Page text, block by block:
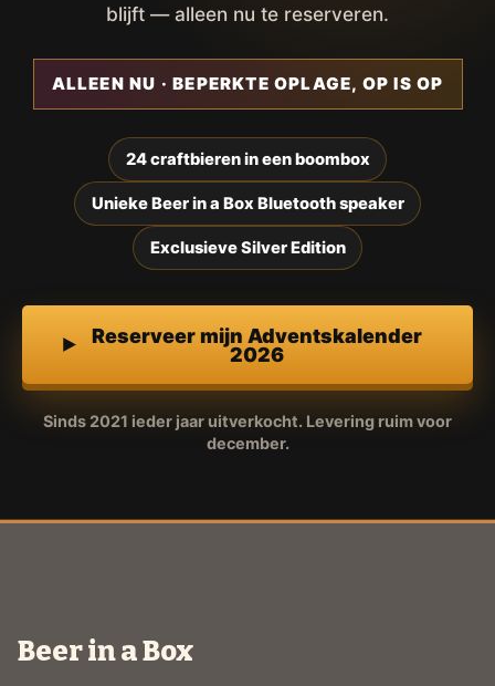
blijft — alleen nu te reserveren.
ALLEEN NU · BEPERKTE OPLAGE, OP IS OP
24 craftbieren in een boombox
Unieke Beer in a Box Bluetooth speaker
Exclusieve Silver Edition
Reserveer mijn Adventskalender
2026
Sinds 2021 ieder jaar uitverkocht. Levering ruim voor
december.
Beer in a Box